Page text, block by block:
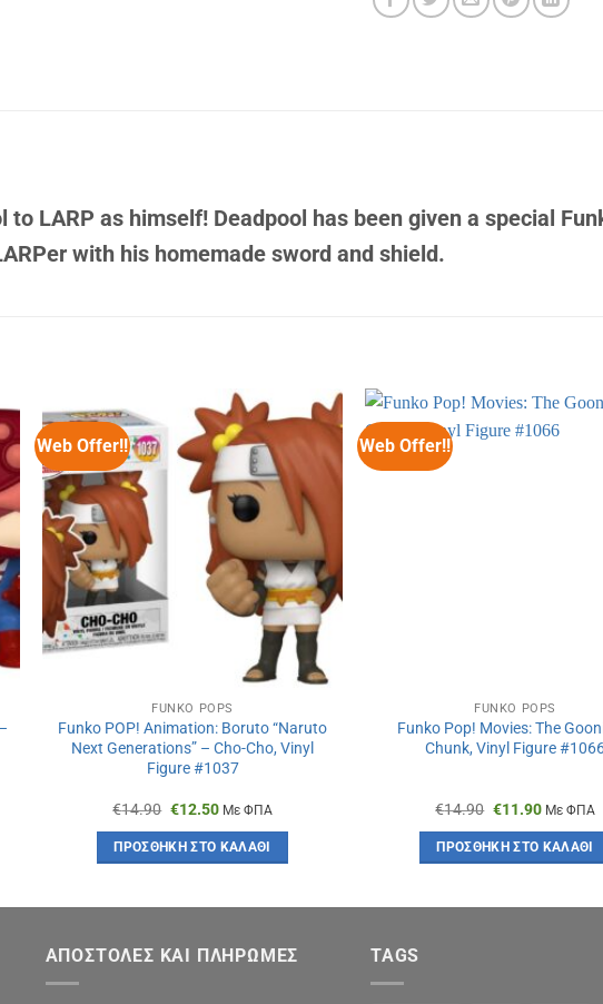
to LARP as himself! Deadpool has been given a special
with his homemade sword and shield.
Web Offer!!
FUNKO POPS
Funko POP! Animation: Boruto “Naruto
Next Generations” – Cho-Cho, Vinyl
Figure #1037
€14.90 Original
was:
€14.90.
€12.50Η
τιμή
είναι:
Με ΦΠΑ
ΠΡΟΣΘΉΚΗ ΣΤΟ ΚΑΛΆΘΙ
Web Offer!!
FUNKO POPS
Funko Pop! Movies: The
Chunk, Vinyl Figure
€14.90 Original
was:
€14.90.
€11.90Η
τιμή
είναι:
Με ΦΠΑ
ΠΡΟΣΘΉΚΗ ΣΤΟ ΚΑΛΆΘΙ
ΑΠΟΣΤΟΛΕΣ ΚΑΙ ΠΛΗΡΩΜΕΣ TAGS